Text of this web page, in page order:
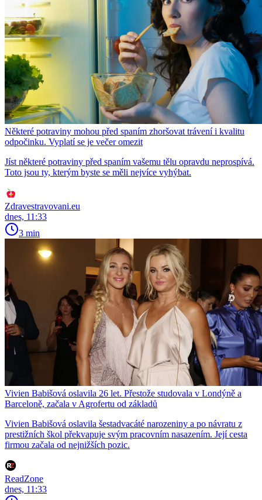
Některé potraviny mohou před spaním zhoršovat trávení i kvalitu
odpočinku. Vyplatí se je večer omezit
Jíst některé potraviny před spaním vašemu tělu opravdu neprospívá.
Toto jsou ty, kterým byste se měli nejvíce vyhýbat.
Zdravestravovani.eu
dnes, 11:33
3 min
Vivien Babišová oslavila 26 let. Přestože studovala v Londýně a
Barceloně, začala v Agrofertu od základů
Vivien Babišová oslavila šestadvacáté narozeniny a po návratu z
prestižních škol překvapuje svým pracovním nasazením. Její cesta
firmou začala od nejnižších pozic.
ReadZone
dnes, 11:33